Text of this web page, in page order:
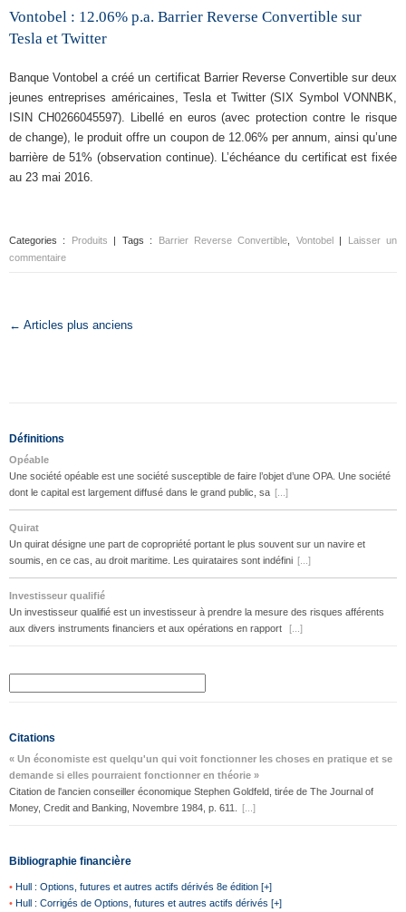
Vontobel : 12.06% p.a. Barrier Reverse Convertible sur
Tesla et Twitter
Banque Vontobel a créé un certificat Barrier Reverse Convertible sur deux
jeunes entreprises américaines, Tesla et Twitter (SIX Symbol VONNBK,
ISIN CH0266045597). Libellé en euros (avec protection contre le risque
de change), le produit offre un coupon de 12.06% per annum, ainsi qu’une
barrière de 51% (observation continue). L’échéance du certificat est fixée
au 23 mai 2016.
Categories : Produits | Tags : Barrier Reverse Convertible Vontobel|
Laisser un
commentaire
← Articles plus anciens
Définitions
Opéable
Une société opéable est une société susceptible de faire l’objet d’une OPA. Une société
dont le capital est largement diffusé dans le grand public, sa [...]
Quirat
Un quirat désigne une part de copropriété portant le plus souvent sur un navire et
soumis, en ce cas, au droit maritime. Les quirataires sont indéfini [...]
Investisseur qualifié
Un investisseur qualifié est un investisseur à prendre la mesure des risques afférents
aux divers instruments financiers et aux opérations en rapport
[...]
Citations
« Un économiste est quelqu'un qui voit fonctionner les choses en pratique et se
demande si elles pourraient fonctionner en théorie »
Citation de l'ancien conseiller économique Stephen Goldfeld, tirée de The Journal of
Money, Credit and Banking, Novembre 1984, p. 611.
[...]
Bibliographie financière
• Hull : Options, futures et autres actifs dérivés 8e édition [+]
• Hull : Corrigés de Options, futures et autres actifs dérivés [+]